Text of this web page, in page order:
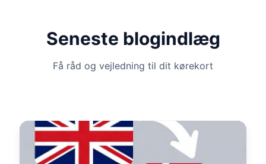
Seneste blogindlæg
Få råd og vejledning til dit kørekort